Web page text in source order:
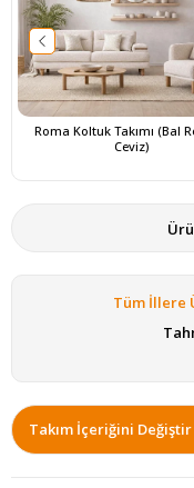
Roma Koltuk Takımı (Bal
Ceviz)
Tüm İllere
Takım İçeriğini Değiştir